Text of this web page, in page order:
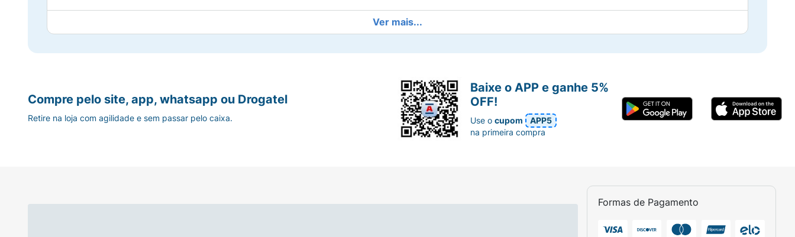
Ver mais...
Formas de Pagamento
Compre pelo site, app, whatsapp ou Drogatel
Retire na loja com agilidade e sem passar pelo caixa.
Baixe o APP e ganhe 5%
OFF!
Use ocupom
APP5
na primeira compra